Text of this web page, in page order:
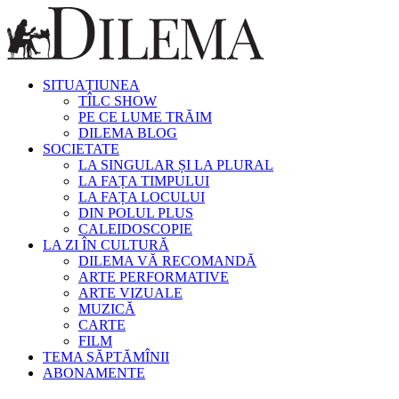
SITUAȚIUNEA
TÎLC SHOW
PE CE LUME TRĂIM
DILEMA BLOG
SOCIETATE
LA SINGULAR ȘI LA PLURAL
LA FAȚA TIMPULUI
LA FAȚA LOCULUI
DIN POLUL PLUS
CALEIDOSCOPIE
LA ZI ÎN CULTURĂ
DILEMA VĂ RECOMANDĂ
ARTE PERFORMATIVE
ARTE VIZUALE
MUZICĂ
CARTE
FILM
TEMA SĂPTĂMÎNII
ABONAMENTE